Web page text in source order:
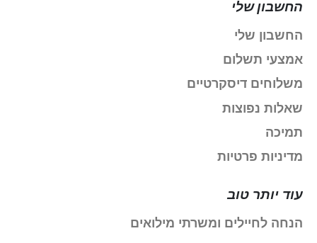
החשבון שלי
החשבון שלי
אמצעי תשלום
משלוחים דיסקרטיים
שאלות נפוצות
תמיכה
מדיניות פרטיות
עוד יותר טוב
הנחה לחיילים ומשרתי מילואים